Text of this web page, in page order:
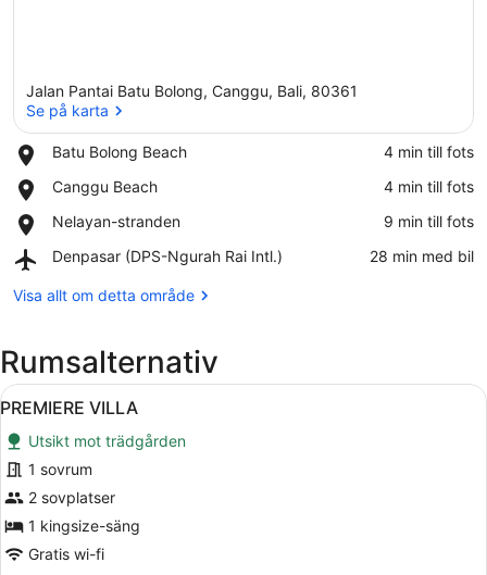
Jalan Pantai Batu Bolong, Canggu, Bali, 80361
Se på karta
Batu Bolong Beach
Place,
Bolong
‪4 min till fots‬
Canggu Beach
Place,
Beach
‪4 min till fots‬
Nelayan-stranden
Place,
stranden
‪9 min till fots‬
Denpasar (DPS-Ngurah Rai Intl.)
Airport,
(DPS-
Intl.)
‪28 min med bil‬
Visa allt om detta område
Rumsalternativ
Öppna
alla
foton
för
PREMIERE
VILLA
En pool med ett
19
PREMIERE VILLA
Utsikt mot trädgården
1 sovrum
2 sovplatser
1 kingsize-säng
Gratis wi-fi